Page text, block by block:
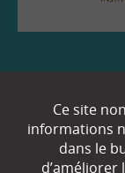
Ce site
informations
dans le